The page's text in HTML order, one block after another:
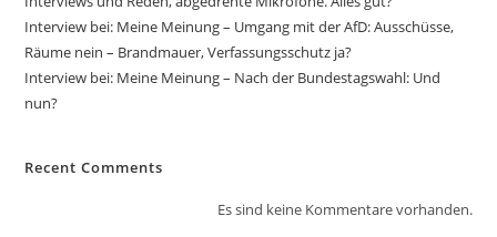
Interview bei: Meine Meinung – Umgang mit der AfD: Ausschüsse,
Räume nein – Brandmauer, Verfassungsschutz ja?
Interview bei: Meine Meinung – Nach der Bundestagswahl: Und
nun?
Recent Comments
Es sind keine Kommentare vorhanden.